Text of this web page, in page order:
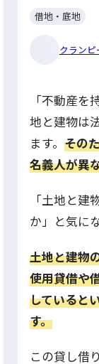
借地・底地
クランピ
「不動産
地と建物は
ます。 その
名義人が異
「土地と
か」と気に
土地と建物
使用貸借や
していると
す。
この貸し借